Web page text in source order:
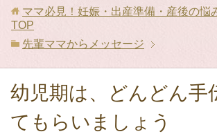
ママ必見！妊娠・出産準備・産後の悩
TOP
先輩ママからメッセージ
幼児期は、どんどん手
てもらいましょう